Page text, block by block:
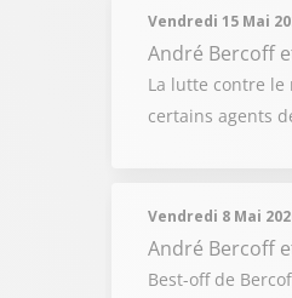
Vendredi 15 Mai
André Bercoff
La lutte contre le
certains agents
Vendredi 8 Mai
André Bercoff
Best-off de